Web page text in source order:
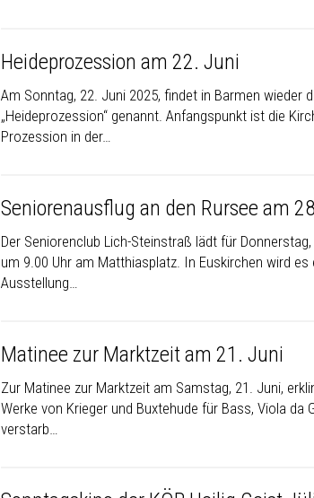
Heideprozession am 22. Juni
Am Sonntag, 22. Juni 2025, findet in Barmen wieder
„Heideprozession“ genannt. Anfangspunkt ist die
Prozession in der…
Seniorenausflug an den Rursee am
Der Seniorenclub Lich-Steinstraß lädt für
um 9.00 Uhr am Matthiasplatz. In Euskirchen wird
Ausstellung…
Matinee zur Marktzeit am 21. Juni
Zur Matinee zur Marktzeit am Samstag, 21. Juni,
Werke von Krieger und Buxtehude für Bass, Viola
verstarb…